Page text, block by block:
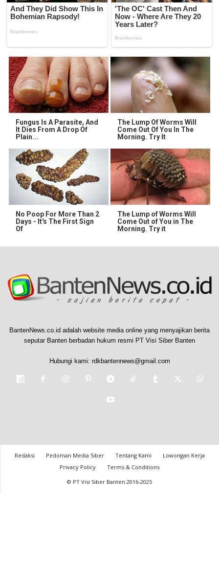
Fungus Is A Parasite, And
It Dies From A Drop Of
Plain...
The Lump Of Worms Will
Come Out Of You In The
Morning. Try It
No Poop For More Than 2
Days - It's The First Sign
Of
The Lump of Worms Will
Come Out of You in The
Morning. Try it
BantenNews.co.id adalah website media online yang menyajikan berita
seputar Banten berbadan hukum resmi PT Visi Siber Banten
Hubungi kami: rdkbantennews@gmail.com
Redaksi Pedoman Media Siber Tentang Kami
Lowongan Kerja
Privacy Policy
Terms & Conditions
© PT Visi Siber Banten 2016-2025